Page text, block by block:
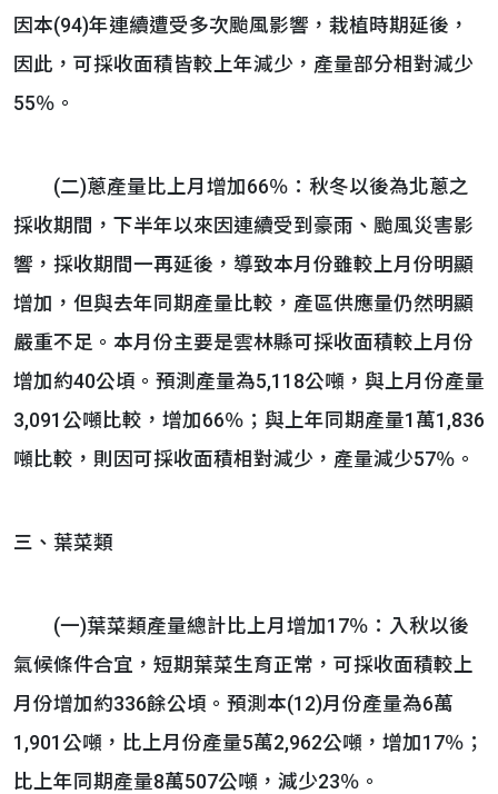
因本(94)年連續遭受多次颱風影響，栽植時期延後，
因此，可採收面積皆較上年減少，產量部分相對減少
55％。
(二)蔥產量比上月增加66％：秋冬以後為北蔥之
採收期間，下半年以來因連續受到豪雨、颱風災害影
響，採收期間一再延後，導致本月份雖較上月份明顯
增加，但與去年同期產量比較，產區供應量仍然明顯
嚴重不足。本月份主要是雲林縣可採收面積較上月份
增加約40公頃。預測產量為5,118公噸，與上月份產量
3,091公噸比較，增加66％；與上年同期產量1萬1,836
噸比較，則因可採收面積相對減少，產量減少57％。
三、葉菜類
(一)葉菜類產量總計比上月增加17％：入秋以後
氣候條件合宜，短期葉菜生育正常，可採收面積較上
月份增加約336餘公頃。預測本(12)月份產量為6萬
1,901公噸，比上月份產量5萬2,962公噸，增加17％；
比上年同期產量8萬507公噸，減少23％。